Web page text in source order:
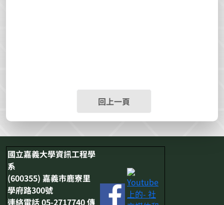
回上一頁
國立嘉義大學資訊工程學
系
(600355) 嘉義市鹿寮里
學府路300號
連絡電話 05-2717740 傳